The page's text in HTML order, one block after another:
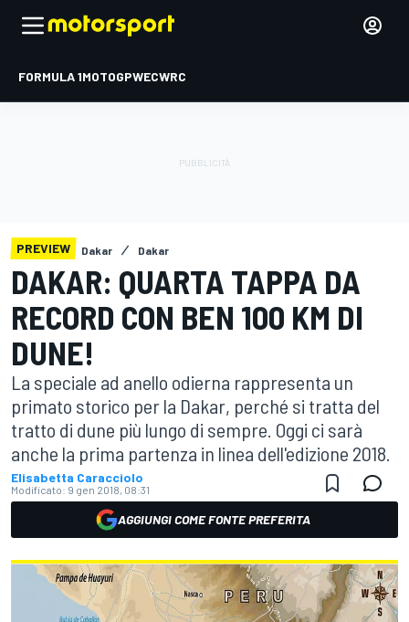
FORMULA 1MOTOGPWECWRC
PREVIEW Dakar Dakar
DAKAR: QUARTA TAPPA DA
RECORD CON BEN 100 KM DI
DUNE!
La speciale ad anello odierna rappresenta un
primato storico per la Dakar, perché si tratta del
tratto di dune più lungo di sempre. Oggi ci sarà
anche la prima partenza in linea dell'edizione 2018.
Elisabetta Caracciolo
Modificato: 9 gen 2018, 08:31
AGGIUNGI COME FONTE PREFERITA